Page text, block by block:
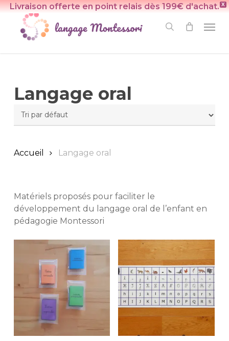
X
Livraison offerte en point relais dès 199€ d'achat.
Skip
content
search
Langage oral
Accueil Langage oral
Matériels proposés pour faciliter le
développement du langage oral de l’enfant en
pédagogie Montessori